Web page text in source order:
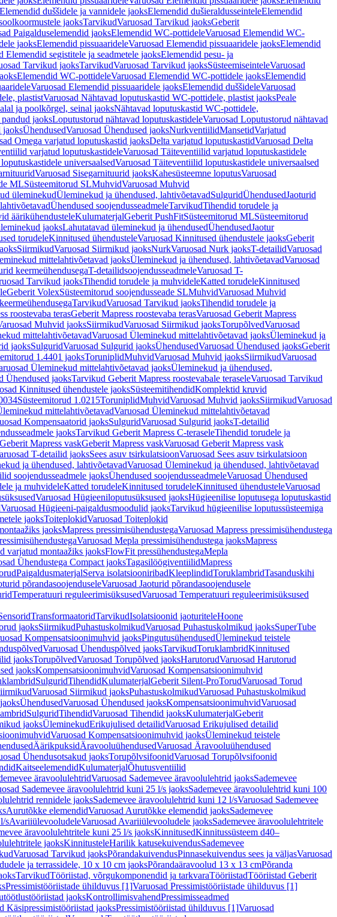
duššidele ja vannidele jaoksElemendid dušieraldusseinteleElemendid
jaoksTarvikudVaruosad Tarvikud jaoksGeberit
Paigalduselemendid jaoksElemendid WC-pottideleVaruosad Elemendid WC-
jaoksElemendid pissuaarideleVaruosad Elemendid pissuaaridele jaoksElemendid
Elemendid segistitele ja seadmetele jaoksElemendid pesu- ja
Tarvikud jaoksTarvikudVaruosad Tarvikud jaoksSüsteemiseinteleVaruosad
Elemendid WC-pottideleVaruosad Elemendid WC-pottidele jaoksElemendid
Varuosad Elemendid pissuaaridele jaoksElemendid duššideleVaruosad
plastistVaruosad Nähtavad loputuskastid WC-pottidele, plastist jaoksPeale
ja poolkõrgel, seinal jaoksNähtavad loputuskastid WC-pottidele,
pandud jaoksLoputustorud nähtavad loputuskastideleVaruosad Loputustorud nähtavad
jaoksÜhendusedVaruosad Ühendused jaoksNurkventiilidMansetidVarjatud
Omega varjatud loputuskastid jaoksDelta varjatud loputuskastidVaruosad Delta
varjatud loputuskastideleVaruosad Täiteventiilid varjatud loputuskastidele
universaalsedVaruosad Täiteventiilid loputuskastidele universaalsed
Varuosad Sisegarnituurid jaoksKahesüsteemne loputusVaruosad
MLSüsteemitorud SLMuhvidVaruosad Muhvid
üleminekudÜleminekud ja ühendused, lahtivõetavadSulguridÜhendusedJaoturid
Ühendused soojendusseadmeleTarvikudTihendid torudele ja
äärikühendusteleKulumaterjalGeberit PushFitSüsteemitorud MLSüsteemitorud
jaoksLahutatavad üleminekud ja ühendusedÜhendusedJaotur
torudeleKinnitused ühendusteleVaruosad Kinnitused ühendustele jaoksGeberit
SiirmikudVaruosad Siirmikud jaoksNurkVaruosad Nurk jaoksT-detailidVaruosad
mittelahtivõetavad jaoksÜleminekud ja ühendused, lahtivõetavadVaruosad
keermeühendusegaT-detailidsoojendusseadmeleVaruosad T-
Tarvikud jaoksTihendid torudele ja muhvideleKatted torudeleKinnitused
Geberit VolexSüsteemitorud soojendusseade SLMuhvidVaruosad Muhvid
TarvikudVaruosad Tarvikud jaoksTihendid torudele ja
roostevaba terasGeberit Mapress roostevaba terasVaruosad Geberit Mapress
Muhvid jaoksSiirmikudVaruosad Siirmikud jaoksTorupõlvedVaruosad
mittelahtivõetavadVaruosad Üleminekud mittelahtivõetavad jaoksÜleminekud ja
jaoksSulguridVaruosad Sulgurid jaoksÜhendusedVaruosad Ühendused jaoksGeberit
1.4401 jaoksToruniplidMuhvidVaruosad Muhvid jaoksSiirmikudVaruosad
Üleminekud mittelahtivõetavad jaoksÜleminekud ja ühendused,
Ühendused jaoksTarvikud Geberit Mapress roostevabale teraseleVaruosad Tarvikud
Kinnitused ühendustele jaoksSüsteemitihendidKomplektid kruvid
Süsteemitorud 1.0215ToruniplidMuhvidVaruosad Muhvid jaoksSiirmikudVaruosad
mittelahtivõetavadVaruosad Üleminekud mittelahtivõetavad
Kompensaatorid jaoksSulguridVaruosad Sulgurid jaoksT-detailid
jaoksTarvikud Geberit Mapress C-teraseleTihendid torudele ja
Geberit Mapress vaskGeberit Mapress vaskVaruosad Geberit Mapress vask
T-detailid jaoksSees asuv tsirkulatsioonVaruosad Sees asuv tsirkulatsioon
ja ühendused, lahtivõetavadVaruosad Üleminekud ja ühendused, lahtivõetavad
soojendusseadmele jaoksÜhendused soojendusseadmeleVaruosad Ühendused
ja muhvideleKatted torudeleKinnitused torudeleKinnitused ühendusteleVaruosad
Varuosad Hügieeniloputusüksused jaoksHügieenilise loputusega loputuskastid
Varuosad Hügieeni-paigaldusmoodulid jaoksTarvikud hügieenilise loputussüsteemiga
jaoksToiteplokidVaruosad Toiteplokid
jaoksMapress pressimisühendustegaVaruosad Mapress pressimisühendustega
Varuosad Mepla pressimisühendustega jaoksMapress
varjatud montaažiks jaoksFlowFit pressühendustegaMepla
Ühendustega Compact jaoksTagasilöögiventiilidMapress
PaigaldusmaterjalServa isolatsiooniribadKleeplindidToruklambridTasanduskihi
põrandasoojenduseleVaruosad Jaoturid põrandasoojendusele
Temperatuuri reguleerimisüksusedVaruosad Temperatuuri reguleerimisüksused
TransformaatoridTarvikudIsolatsioonid jaoturiteleHoone
jaoksSiirmikudPuhastuskolmikudVaruosad Puhastuskolmikud jaoksSuperTube
Kompensatsioonimuhvid jaoksPingutusühendusedÜleminekud teistele
Varuosad Ühenduspõlved jaoksTarvikudToruklambridKinnitused
jaoksTorupõlvedVaruosad Torupõlved jaoksHarutorudVaruosad Harutorud
jaoksKompensatsioonimuhvidVaruosad Kompensatsioonimuhvid
SulguridTihendidKulumaterjalGeberit Silent-ProTorudVaruosad Torud
Varuosad Siirmikud jaoksPuhastuskolmikudVaruosad Puhastuskolmikud
ÜhendusedVaruosad Ühendused jaoksKompensatsioonimuhvidVaruosad
SulguridTihendidVaruosad Tihendid jaoksKulumaterjalGeberit
jaoksÜleminekudErikujulised detailidVaruosad Erikujulised detailid
Varuosad Kompensatsioonimuhvid jaoksÜleminekud teistele
ÄärikpuksidÄravooluühendusedVaruosad Äravooluühendused
Ühendusotsakud jaoksTorupõlvsifoonidVaruosad Torupõlvsifoonid
KaitseelemendidKulumaterjalÕhutusventiilid
äravoolulehtridVaruosad Sademevee äravoolulehtrid jaoksSademevee
Sademevee äravoolulehtrid kuni 25 l/s jaoksSademevee äravoolulehtrid kuni 100
rennidele jaoksSademevee äravoolulehtrid kuni 12 l/sVaruosad Sademevee
Aurutõkke elemendidVaruosad Aurutõkke elemendid jaoksSademevee
sAvariiülevooludeleVaruosad Avariiülevooludele jaoksSademevee äravoolulehtritele
äravoolulehtritele kuni 25 l/s jaoksKinnitusedKinnitussüsteem d40–
jaoksKinnitusteleHarilik katusekuivendusSademevee
Varuosad Tarvikud jaoksPõrandakuivendusPinnasekuivendus sees ja väljasVaruosad
ja terrassidele, 10 x 10 cm jaoksPõrandaäravoolud 13 x 13 cmPõranda
TarvikudTööriistad, võrgukomponendid ja tarkvaraTööriistadTööriistad Geberit
Pressimistööriistade ühilduvus [1]Varuosad Pressimistööriistade ühilduvus [1]
jaoksKontrollimisvahendPressimisseadmed
Käsipressimistööriistad jaoksPressimistööriistad ühilduvus [1]Varuosad